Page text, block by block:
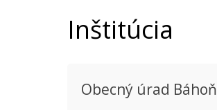
Inštitúcia
Obecný úrad Báhoň